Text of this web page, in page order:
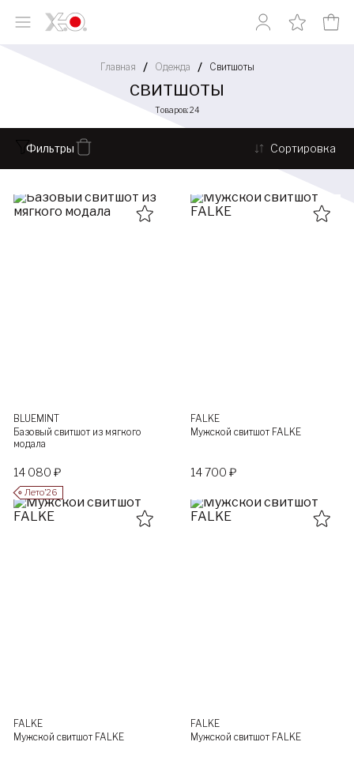
Главная Одежда Свитшоты
СВИТШОТЫ
Товаров: 24
Фильтры Сортировка
BLUEMINT
Базовый свитшот из мягкого
модала
14 080 ₽
Лето’26
FALKE
Мужской свитшот FALKE
14 700 ₽
FALKE
Мужской свитшот FALKE
FALKE
Мужской свитшот FALKE